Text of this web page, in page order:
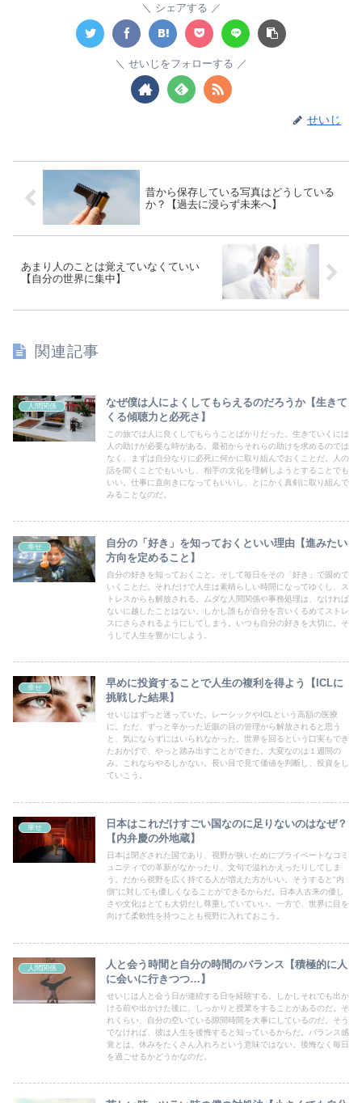
シェアする
せいじをフォローする
せいじ
昔から保存している写真はどうしている
か？【過去に浸らず未来へ】
あまり人のことは覚えていなくていい
【自分の世界に集中】
関連記事
人間関係
なぜ僕は人によくしてもらえるのだろうか【生きて
くる傾聴力と必死さ】
この旅では人に良くしてもらうことばかりだった。生きていくには
人の助けが必要な時がある。最初からそれらの助けを求めるのでは
なく、まずは自分なりに必死に何かに取り組んでおくことだ。人の
話を聞くことでもいいし、相手の文化を理解しようとすることでも
いい。仕事に直向きになってもいいし、とにかく真剣に取り組んで
みることなのだ。
幸せ
自分の「好き」を知っておくといい理由【進みたい
方向を定めること】
自分の好きを知っておくこと。そして毎日をその「好き」で固めて
いくことだ。それだけで人生は素晴らしい時間になってゆくし、ス
トレスからも解放される。ムダな人間関係や事務処理は、なければ
ないに越したことはない。しかし誰もが自分を言いくるめてストレ
スにさらされるようにしてしまう。いつも自分の好きを大切に。そ
うして人生を豊かにしよう。
幸せ
早めに投資することで人生の複利を得よう【ICLに
挑戦した結果】
せいじはずっと迷っていた。レーシックやICLという高額の医療
に。ただ、ずっと辛かった近眼の目の管理から解放されると思う
と、気にならずにはいられなかった。世界を回るという口実もでき
たおかげで、やっと踏み出すことができた。大変なのは１週間の
み。これならやるしかない。長い目で見て価値を判断し、投資をし
ていこう。
幸せ
日本はこれだけすごい国なのに足りないのはなぜ？
【内弁慶の外地蔵】
日本は閉ざされた国であり、視野が狭いためにプライベートなコミ
ュニティでの革新がなかったり、文句で溢れかえったりしてしま
う。だから視野を広く持てる人が増えた方がいい。そうすると"内
側"に対しても優しくなることができるからだ。日本人古来の優し
さや文化はとても大切だし尊重していていい。一方で、世界に目を
向けて柔軟性を持つことも視野に入れておこう。
人間関係
人と会う時間と自分の時間のバランス【積極的に人
に会いに行きつつ…】
せいじは人と会う日が連続する日を経験する。しかしそれでも出か
ける前や出かけた後に、しっかりと授業をすることがあるのだ。そ
れくらい、自分の空いている隙間時間を大事にしているのだ。そう
でなければ、彼は人生を後悔すると知っているからだ。バランス感
覚とは、休みをたくさん入れろという意味ではない。後悔なく毎日
を過ごせるかどうかなのだ。